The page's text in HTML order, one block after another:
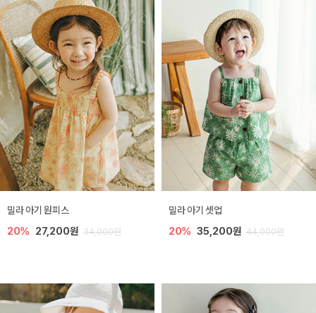
밀라 아기 원피스
20% 27,200원 34,000원
밀라 아기 셋업
20% 35,200원 44,000원